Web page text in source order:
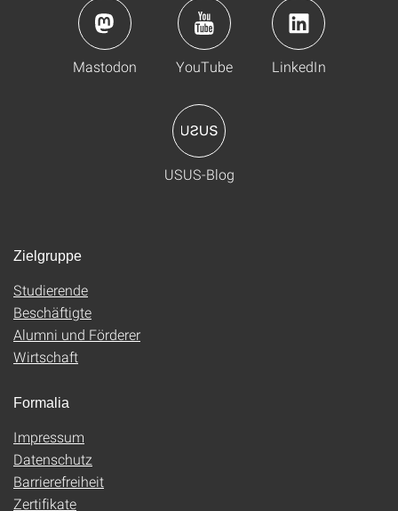
Mastodon YouTube LinkedIn
USUS-Blog
Zielgruppe
Studierende
Beschäftigte
Alumni und Förderer
Wirtschaft
Formalia
Impressum
Datenschutz
Barrierefreiheit
Zertifikate